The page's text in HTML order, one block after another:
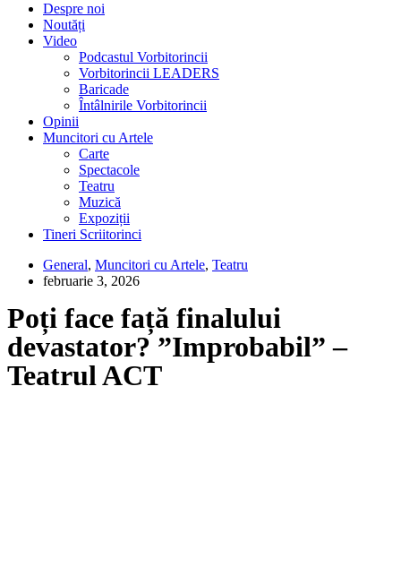
Despre noi
Noutăți
Video
Podcastul Vorbitorincii
Vorbitorincii LEADERS
Baricade
Întâlnirile Vorbitorincii
Opinii
Muncitori cu Artele
Carte
Spectacole
Teatru
Muzică
Expoziții
Tineri Scriitorinci
General, Muncitori cu Artele, Teatru
februarie 3, 2026
Poți face față finalului
devastator? ”Improbabil” –
Teatrul ACT